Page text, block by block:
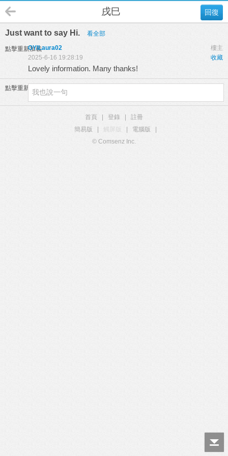
回復
戌巳
Just want to say Hi. 看全部
點擊重新加載 樓主
OYILaura02
收藏
2025-6-16 19:28:19
Lovely information. Many thanks!
點擊重新加載
首頁 登錄
註冊
簡易版
觸屏版 電腦版
© Comsenz Inc.